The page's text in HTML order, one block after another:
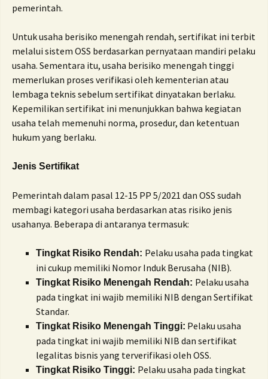
pemerintah.
Untuk usaha berisiko menengah rendah, sertifikat ini terbit
melalui sistem OSS berdasarkan pernyataan mandiri pelaku
usaha. Sementara itu, usaha berisiko menengah tinggi
memerlukan proses verifikasi oleh kementerian atau
lembaga teknis sebelum sertifikat dinyatakan berlaku.
Kepemilikan sertifikat ini menunjukkan bahwa kegiatan
usaha telah memenuhi norma, prosedur, dan ketentuan
hukum yang berlaku.
Jenis Sertifikat
Pemerintah dalam pasal 12-15 PP 5/2021 dan OSS sudah
membagi kategori usaha berdasarkan atas risiko jenis
usahanya. Beberapa di antaranya termasuk:
Tingkat Risiko Rendah: Pelaku usaha pada tingkat
ini cukup memiliki Nomor Induk Berusaha (NIB).
Tingkat Risiko Menengah Rendah: Pelaku usaha
pada tingkat ini wajib memiliki NIB dengan Sertifikat
Standar.
Tingkat Risiko Menengah Tinggi: Pelaku usaha
pada tingkat ini wajib memiliki NIB dan sertifikat
legalitas bisnis yang terverifikasi oleh OSS.
Tingkat Risiko Tinggi: Pelaku usaha pada tingkat